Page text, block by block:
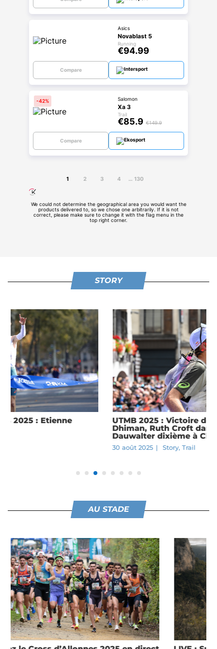
STORY
UTMB 2025 : Victoire de Tom Evans devant Ben
Dhiman, Ruth Croft dans la légende, Courtney
Dauwalter dixième à Chamonix
AU STADE